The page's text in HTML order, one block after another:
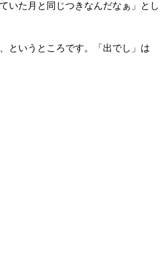
いた月と同じつきなんだなぁ」とし
というところです。「出でし」は